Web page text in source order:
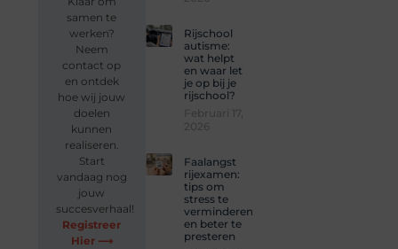
Rijschool
autisme:
wat helpt
en waar let
je op bij je
rijschool?
Faalangst
rijexamen:
tips om
stress te
verminderen
en beter te
presteren
samen te
werken?
Neem
contact op
en ontdek
hoe wij jouw
doelen
kunnen
realiseren.
Start
vandaag nog
jouw
succesverhaal!
Registreer
Hier ⟶